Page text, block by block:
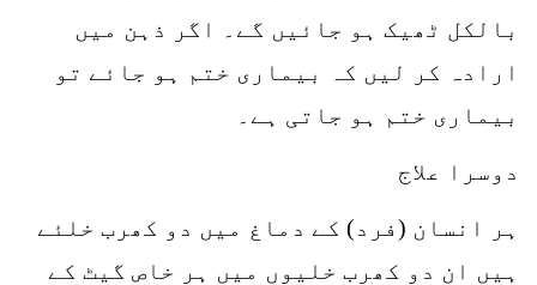
بالکل ٹھیک ہو جائیں گے۔ اگر ذہن میں
ارادہ کر لیں کہ بیماری ختم ہو جائے تو
بیماری ختم ہو جاتی ہے۔
دوسرا علاج
ہر انسان (فرد) کے دماغ میں دو کھرب خلئے
ہیں ان دو کھرب خلیوں میں ہر خاص گیٹ کے